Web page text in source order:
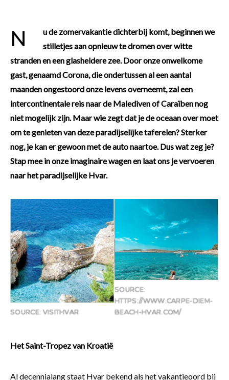
Nu de zomervakantie dichterbij komt, beginnen we
stilletjes aan opnieuw te dromen over witte
stranden en een glasheldere zee. Door onze onwelkome
gast, genaamd Corona, die ondertussen al een aantal
maanden ongestoord onze levens overneemt, zal een
intercontinentale reis naar de Malediven of Caraïben nog
niet mogelijk zijn. Maar wie zegt dat je de oceaan over moet
om te genieten van deze paradijselijke taferelen? Sterker
nog, je kan er gewoon met de auto naartoe. Dus wat zeg je?
Stap mee in onze imaginaire wagen en laat ons je vervoeren
naar het paradijselijke Hvar.
SOURCE: VISITHVAR
SOURCE:
HTTPS://WWW.CARPE-DIEM-
BEACH-HVAR.COM/
Het Saint-Tropez van Kroatië
Al decennialang staat Hvar bekend als het vakantieoord bij